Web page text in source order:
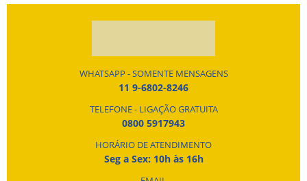
WHATSAPP - SOMENTE MENSAGENS
11 9-6802-8246
TELEFONE - LIGAÇÃO GRATUITA
0800 5917943
HORÁRIO DE ATENDIMENTO
Seg a Sex: 10h às 16h